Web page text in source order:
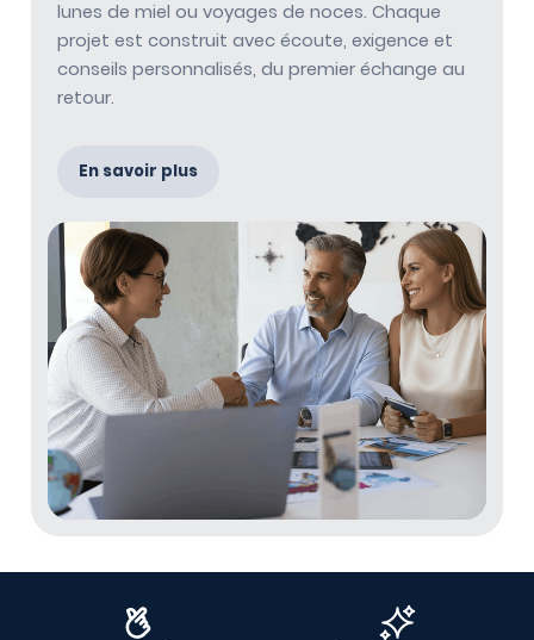
lunes de miel ou voyages de noces. Chaque
projet est construit avec écoute, exigence et
conseils personnalisés, du premier échange au
retour.
En savoir plus